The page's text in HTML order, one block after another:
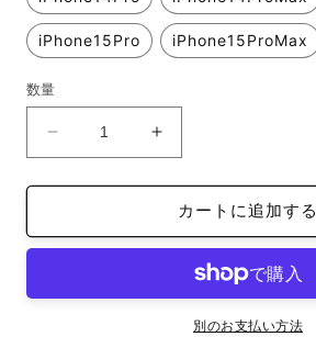
iPhone15Pro iPhone15ProMax
数量
reflection
イ
ナ
シ
iFace
reflection
イ
ナ
シ
カートに追加する
別のお支払い方法